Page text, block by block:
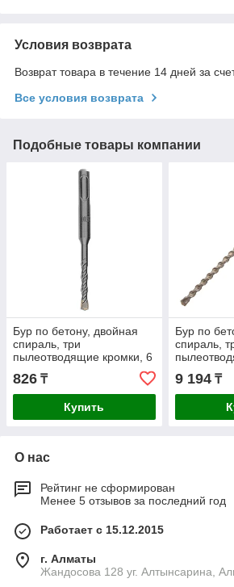
Условия возврата
Возврат товара в течение 14 дней за
Все условия возврата
Подобные товары компании
Бур по бетону, двойная
спираль, три
пылеотводящие кромки, 6
x 110 мм DENZEL
826 ₸
Купить
Бур по
спираль,
20 x 600
9 194₸
О нас
Рейтинг не сформирован
Менее 5 отзывов за последний год
Работает с 15.12.2015
г. Алматы
Жандосова 128 уг. Алтынсарина,